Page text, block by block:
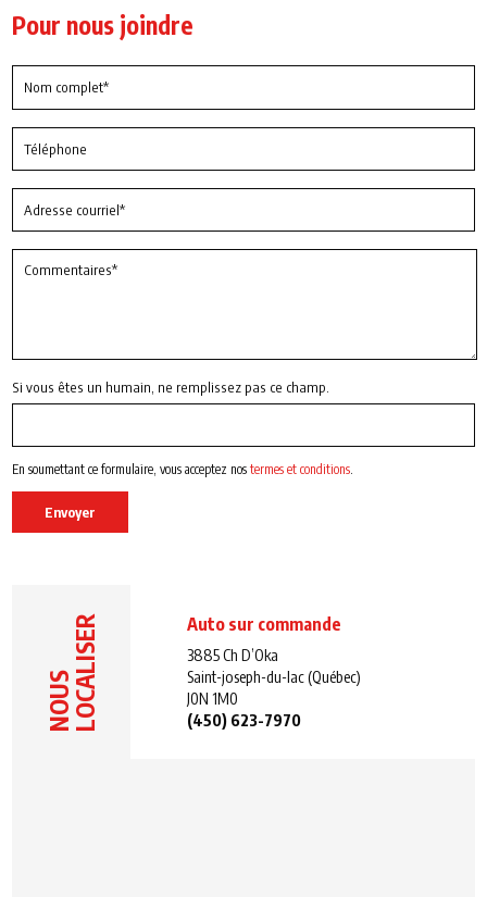
Pour nous joindre
Si vous êtes un humain, ne remplissez pas ce champ.
En soumettant ce formulaire, vous acceptez nostermes et conditions
Envoyer
NOUSLOCALISER Auto sur commande
3885 Ch D’Oka
Saint-joseph-du-lac (Québec)
J0N 1M0
(450) 623-7970